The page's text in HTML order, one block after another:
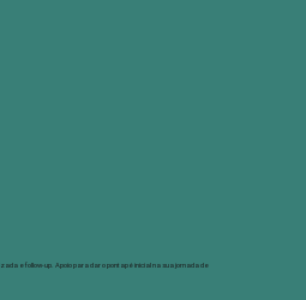
e follow-up. Apoio para dar o pontapé inicial na sua jornada de